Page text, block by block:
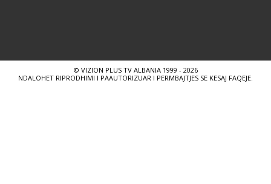
© VIZION PLUS TV ALBANIA 1999 - 2026
NDALOHET RIPRODHIMI I PAAUTORIZUAR I PERMBAJTJES SE KESAJ FAQEJE.